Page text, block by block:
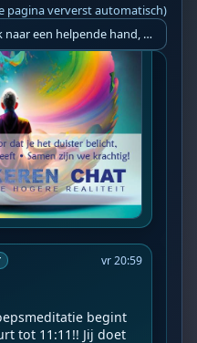
pagina ververst automatisch)
Ik ben op zoek naar een helpende hand, een menselijk oog, een admin die helpt met controleren of de chat wel correct word gemodereerd word door NoMoSpam. 98% gaat automatisch goed, toch ik dit nooit helemaal loslaten en moet er altijd een mens mee blijven opletten bij elke beslissing die gemaakt word. Waar bestaan de werkzaamheden uit? Mee kijken in admin log kanaal naar alle drugs/porno/scams die voorbij komen en in het geval van een randgevalletje, ingrijpen en b.v. een verwijderd maar wel toegestaan bericht terug plaatsen met een druk op de knop. tsja zo banaal en simpel is het gesteld.. Word je hier blij van? Nee. Strookt het je ego? Nee. Word je er beter van? Nee. Kost het veel tijd? Totaal niet, consistentie en regelmaat is belangrijker dan 'er even voor kunnen gaan zitten'.. het werk is in een paar seconden gepiept.. je checkt puur of AI de juiste beslissing heeft gemaakt.. …
vr 20:59
begint
tot 11:11!! Jij doet